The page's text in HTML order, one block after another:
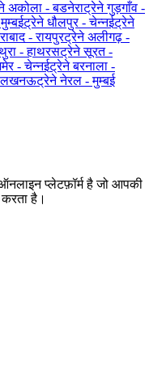
अकोला - बडनेराट्रेने गुड़गाँव -
ट्रेने धौलपुर - चेन्नईट्रेने
- रायपुरट्रेने अलीगढ़ -
- हाथरसट्रेने सूरत -
- चेन्नईट्रेने बरनाला -
लखनऊट्रेने नेरल - मुम्बई
प्लेटफ़ॉर्म है जो आपकी
करता है।